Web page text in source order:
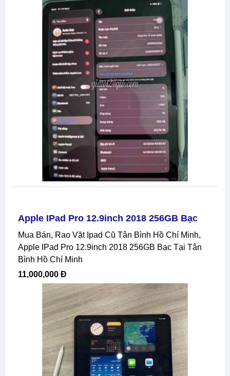
Apple IPad Pro 12.9inch 2018 256GB Bạc
Mua Bán, Rao Vặt Ipad Cũ Tân Bình Hồ Chí Minh,
Apple IPad Pro 12.9inch 2018 256GB Bạc Tại Tân
Bình Hồ Chí Minh
11,000,000 Đ